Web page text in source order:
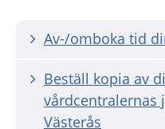
Av-/omboka tid
Beställ kopia av
vårdcentralernas
Västerås